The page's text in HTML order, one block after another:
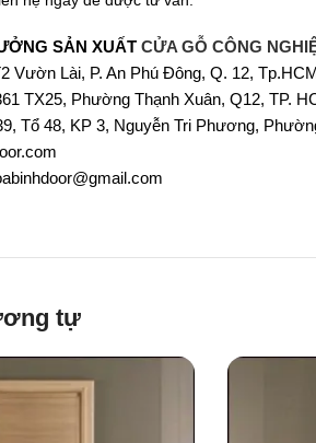
SẢN XUẤT CỬA GỖ CÔNG
Vườn Lài, P. An Phú Đông, Q. 12,
TX25, Phường Thạnh Xuân, Q12, TP.
Tổ 48, KP 3, Nguyễn Tri Phương,
tự